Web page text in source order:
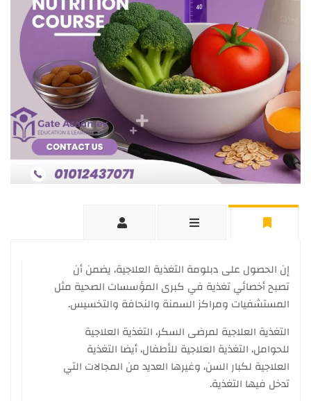
إن الحصول على دبلومة التغذية العلاجية، يضمن أن
تصبح أخصائي تغذية في كبرى المؤسسات الصحية مثل
المستشفيات ومراكز السمنة والنحافة والتخسيس.
التغذية العلاجية لمرضى السكر، التغذية العلاجية
للحوامل، التغذية العلاجية للأطفال، أيضا التغذية
العلاجية لكبار السن، وغيرها العديد من المجالات التي
تدخل فيها التغذية.